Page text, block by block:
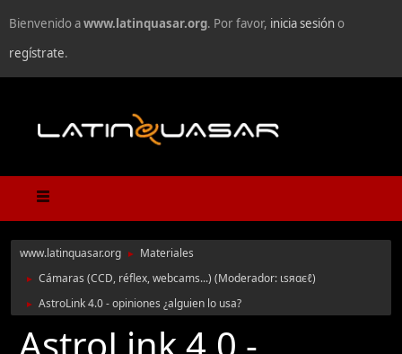
Bienvenido awww.latinquasar.org. Por favor, inicia sesióno
regístrate.
www.latinquasar.org ► Materiales
► Cámaras (CCD, réflex, webcams...) (Moderador: ιѕяαєℓ)
► AstroLink 4.0 - opiniones ¿alguien lo usa?